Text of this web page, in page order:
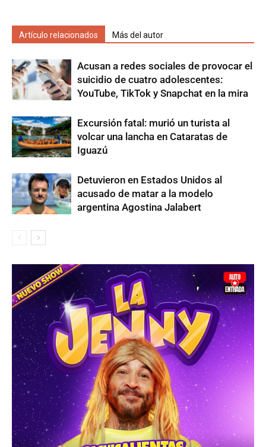
Artículo relacionados Más del autor
Acusan a redes sociales de provocar el
suicidio de cuatro adolescentes:
YouTube, TikTok y Snapchat en la mira
Excursión fatal: murió un turista al
volcar una lancha en Cataratas de
Iguazú
Detuvieron en Estados Unidos al
acusado de matar a la modelo
argentina Agostina Jalabert